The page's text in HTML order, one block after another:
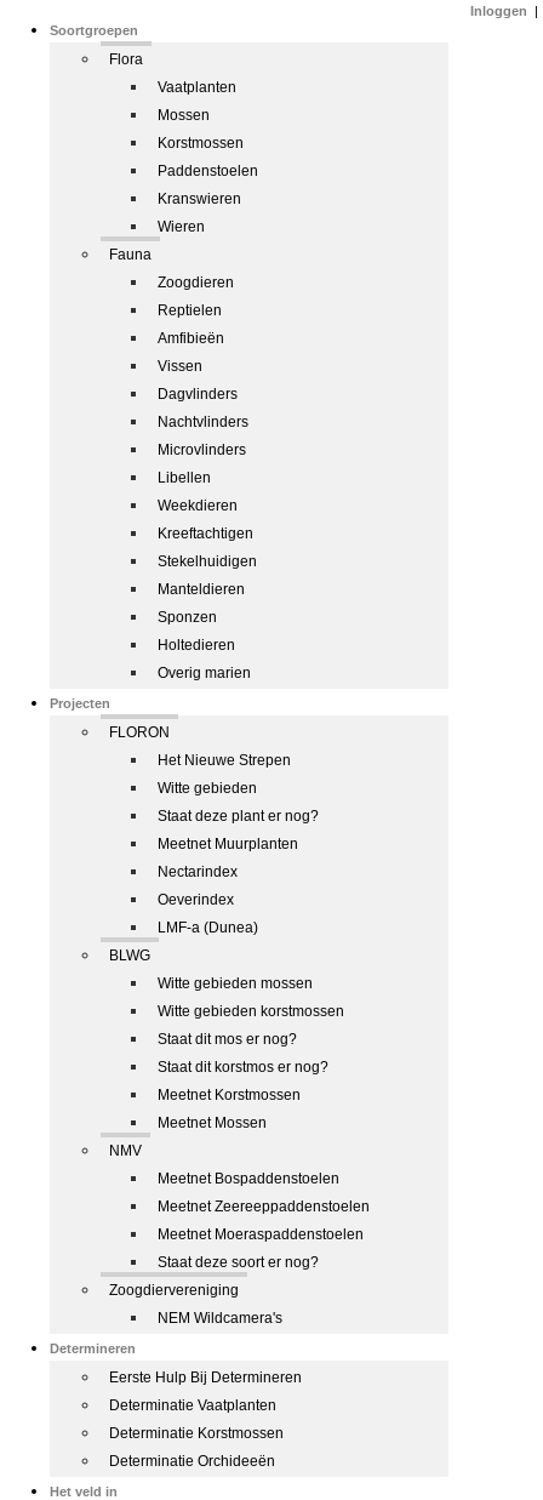
Soortgroepen
Flora
Vaatplanten
Mossen
Korstmossen
Paddenstoelen
Kranswieren
Wieren
Fauna
Zoogdieren
Reptielen
Amfibieën
Vissen
Dagvlinders
Nachtvlinders
Microvlinders
Libellen
Weekdieren
Kreeftachtigen
Stekelhuidigen
Manteldieren
Sponzen
Holtedieren
Overig marien
Projecten
FLORON
Het Nieuwe Strepen
Witte gebieden
Staat deze plant er nog?
Meetnet Muurplanten
Nectarindex
Oeverindex
LMF-a (Dunea)
BLWG
Witte gebieden mossen
Witte gebieden korstmossen
Staat dit mos er nog?
Staat dit korstmos er nog?
Meetnet Korstmossen
Meetnet Mossen
NMV
Meetnet Bospaddenstoelen
Meetnet Zeereeppaddenstoelen
Meetnet Moeraspaddenstoelen
Staat deze soort er nog?
Zoogdiervereniging
NEM Wildcamera's
Determineren
Eerste Hulp Bij Determineren
Determinatie Vaatplanten
Determinatie Korstmossen
Determinatie Orchideeën
Het veld in
Inloggen |